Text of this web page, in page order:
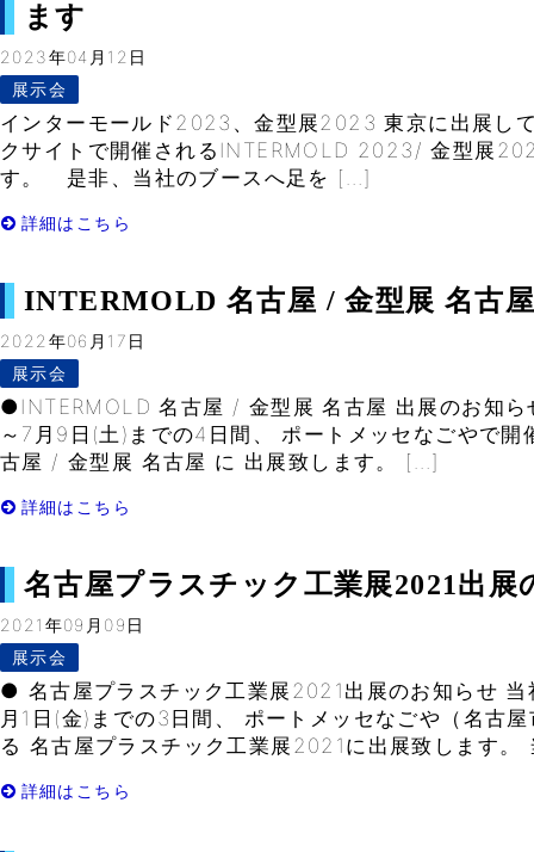
ます
2023年04月12日
展示会
インターモールド2023、金型展2023 東京に出展し
クサイトで開催されるINTERMOLD 2023/ 金型展
す。 是非、当社のブースへ足を […]
詳細はこちら
INTERMOLD 名古屋 / 金型展 名古
2022年06月17日
展示会
●INTERMOLD 名古屋 / 金型展 名古屋 出展のお知
～7月9日(土)までの4日間、 ポートメッセなごやで
古屋 / 金型展 名古屋 に 出展致します。 […]
詳細はこちら
名古屋プラスチック工業展2021出展
2021年09月09日
展示会
● 名古屋プラスチック工業展2021出展のお知らせ
月1日(金)までの3日間、 ポートメッセなごや（名古
る 名古屋プラスチック工業展2021に出展致します
詳細はこちら